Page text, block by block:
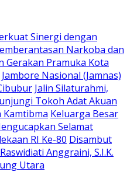
Sinergi dengan
Narkoba dan
Gerakan Pramuka Kota
Nasional (Jamnas)
Jalin Silaturahmi,
Tokoh Adat Akuan
Kamtibma Keluarga Besar
Selamat
RI Ke-80 Disambut
Anggraini, S.I.K.
Utara